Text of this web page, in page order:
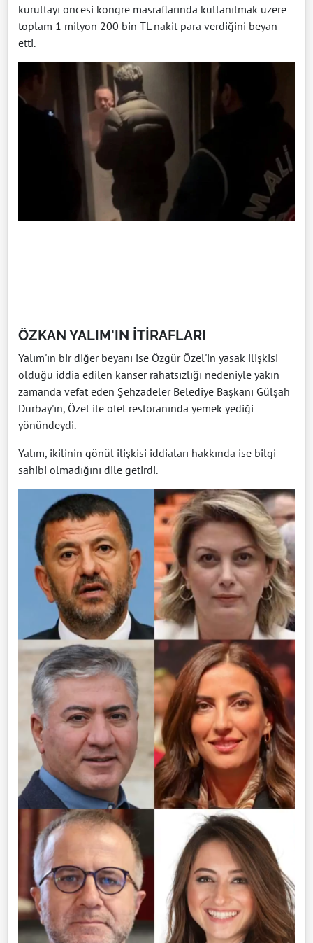
kurultayı öncesi kongre masraflarında kullanılmak üzere
toplam 1 milyon 200 bin TL nakit para verdiğini beyan
etti.
ÖZKAN YALIM'IN İTİRAFLARI
Yalım'ın bir diğer beyanı ise Özgür Özel'in yasak ilişkisi
olduğu iddia edilen kanser rahatsızlığı nedeniyle yakın
zamanda vefat eden Şehzadeler Belediye Başkanı Gülşah
Durbay'ın, Özel ile otel restoranında yemek yediği
yönündeydi.
Yalım, ikilinin gönül ilişkisi iddiaları hakkında ise bilgi
sahibi olmadığını dile getirdi.